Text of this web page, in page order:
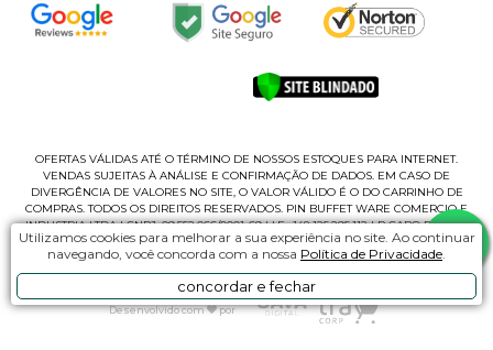
OFERTAS VÁLIDAS ATÉ O TÉRMINO DE NOSSOS ESTOQUES PARA INTERNET.
VENDAS SUJEITAS À ANÁLISE E CONFIRMAÇÃO DE DADOS. EM CASO DE
DIVERGÊNCIA DE VALORES NO SITE, O VALOR VÁLIDO É O DO CARRINHO DE
COMPRAS. TODOS OS DIREITOS RESERVADOS. PIN BUFFET WARE COMERCIO E
INDUSTRIA LTDA | CNPJ: 09.552.066/0001-69 | I.E.: 148.125.295.112 | R CABO ROMEU
CASAGRANDE, 135 - B | CEP 02180-060 - PQ NOVO MUNDO | SÃO PAUL/SP
Desenvolvido com por
Utilizamos cookies para melhorar a sua experiência no site. Ao continuar
navegando, você concorda com a nossa Política de Privacidade.
concordar e fechar